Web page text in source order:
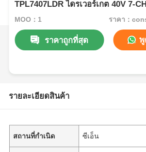
TPL7407LDR ไดรเวอร์เกต 40V 7-
MOQ：1 ราคา：
ราคาถูกที่สุด พู
รายละเอียดสินค้า
สถานที่กำเนิด ซีเอ็น